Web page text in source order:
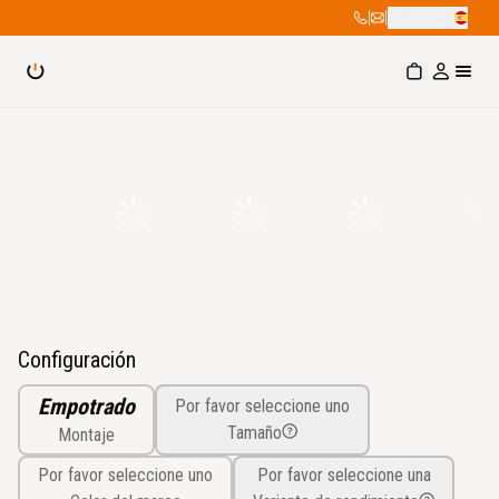
| |
Configuración
Empotrado
Montaje
Por favor seleccione uno
Tamaño
Por favor seleccione uno
Por favor seleccione una